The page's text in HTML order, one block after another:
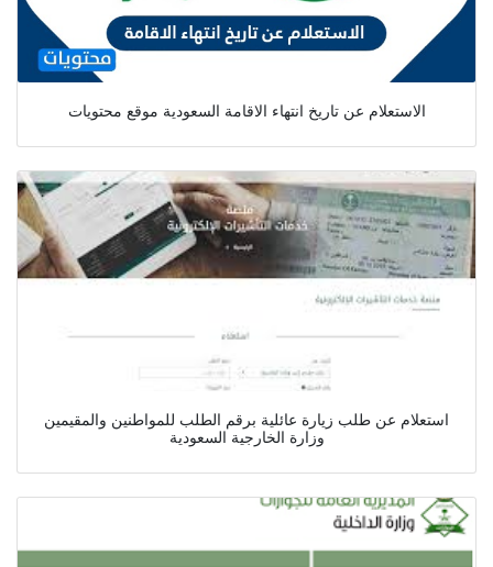
الاستعلام عن تاريخ انتهاء الاقامة السعودية موقع محتويات
استعلام عن طلب زيارة عائلية برقم الطلب للمواطنين والمقيمين
وزارة الخارجية السعودية